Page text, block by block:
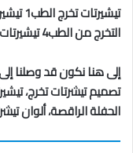
تيشيرتات تخرجالطب1 تيشيرت تخرج
التخرج منالطب4 تيشيرتات التخرج من
إلى هنا نكون قد وصلنا
تصميم تيشرتات تخرج،
الحفلة الراقصة، ألوان